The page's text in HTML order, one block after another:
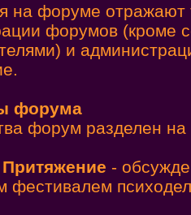
на форуме отражают
форумов (кроме
и
форума
форум разделен на
-
фестивалем